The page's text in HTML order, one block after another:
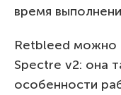
время
Retbleed можно
Spectre v2: она
особенности